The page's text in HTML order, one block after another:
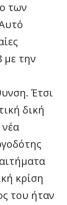
των
με την
Έτσι
δική
κρίση
του ήταν